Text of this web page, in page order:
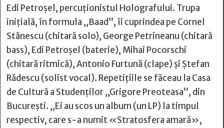
Edi Petroşel, percuţionistul Holografului. Trupa
iniţială, în formula „Baad”, îi cuprindea pe Cornel
Stănescu (chitară solo), George Petrineanu (chitară
bass), Edi Petroşel (baterie), Mihai Pocorschi
(chitară ritmică), Antonio Furtună (clape) şi Ştefan
Rădescu (solist vocal). Repetiţiile se făceau la Casa
de Cultură a Studenţilor „Grigore Preoteasa”, din
Bucureşti. „Ei au scos un album (un LP) la timpul
respectiv, care s-a numit «Stratosfera amară»,